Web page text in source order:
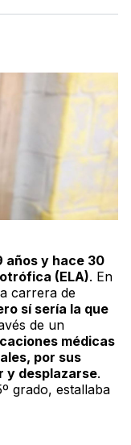
años y hace 30
(ELA). En
carrera de
sí sería la que
de un
médicas
por sus
y desplazarse.
grado, estallaba